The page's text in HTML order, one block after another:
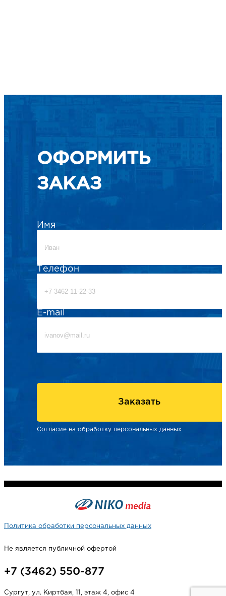
ОФОРМИТЬ
ЗАКАЗ
Имя
Телефон
E-mail
Заказать
Согласие на обработку персональных данных
Политика обработки персональных данных
Не является публичной офертой
+7 (3462) 550-877
Сургут, ул. Киртбая, 11, этаж 4, офис 4